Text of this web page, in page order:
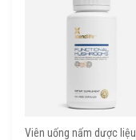
Viên uống nấm dược liệu